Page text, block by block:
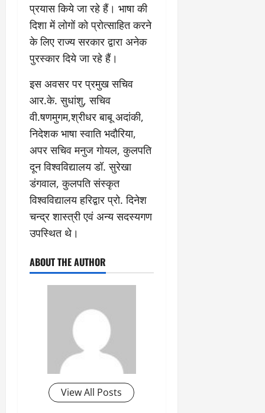
प्रयास किये जा रहे हैं। भाषा की
दिशा में लोगों को प्रोत्साहित करने
के लिए राज्य सरकार द्वारा अनेक
पुरस्कार दिये जा रहे हैं।
इस अवसर पर प्रमुख सचिव
आर.के. सुधांशु, सचिव
वी.षणमुगम,श्रीधर बाबू अदांकी,
निदेशक भाषा स्वाति भदौरिया,
अपर सचिव मनुज गोयल, कुलपति
दून विश्वविद्यालय डॉ. सुरेखा
डंगवाल, कुलपति संस्कृत
विश्वविद्यालय हरिद्वार प्रो. दिनेश
चन्द्र शास्त्री एवं अन्य सदस्यगण
उपस्थित थे।
ABOUT THE AUTHOR
View All Posts